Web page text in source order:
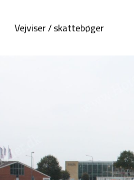
Vejviser / skattebøger